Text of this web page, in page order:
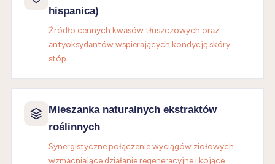
hispanica)
Źródło cennych kwasów tłuszczowych oraz
antyoksydantów wspierających kondycję skóry
stóp.
Mieszanka naturalnych ekstraktów
roślinnych
Synergistyczne połączenie wyciągów ziołowych
wzmacniające działanie regeneracyjne i kojące.